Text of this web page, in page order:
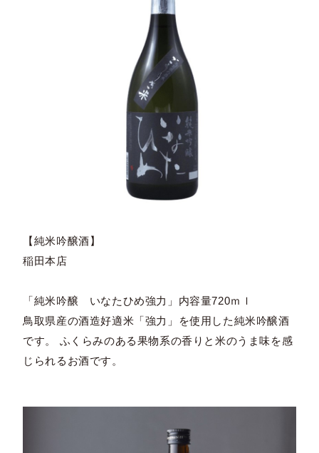
【純米吟醸酒】
稲田本店
「純米吟醸 いなたひめ強力」内容量720ｍｌ
鳥取県産の酒造好適米「強力」を使用した純米吟醸酒
です。 ふくらみのある果物系の香りと米のうま味を感
じられるお酒です。